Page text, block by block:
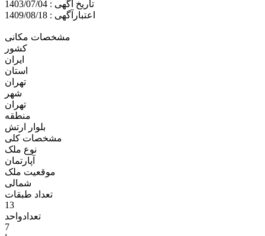
تاریخ آگهی : 1403/07/04
اعتبارآگهی : 1409/08/18
مشخصات مکانی
کشور
ایران
استان
تهران
شهر
تهران
منطقه
بلوار ارتش
مشخصات کلی
نوع ملک
آپارتمان
موقعیت ملک
شمالی
تعداد طبقات
13
تعدادواحد
7